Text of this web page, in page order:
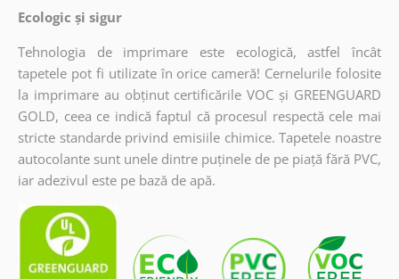
Ecologic și sigur
Tehnologia de imprimare este ecologică, astfel încât
tapetele pot fi utilizate în orice cameră! Cernelurile folosite
la imprimare au obținut certificările VOC și GREENGUARD
GOLD, ceea ce indică faptul că procesul respectă cele mai
stricte standarde privind emisiile chimice. Tapetele noastre
autocolante sunt unele dintre puținele de pe piață fără PVC,
iar adezivul este pe bază de apă.